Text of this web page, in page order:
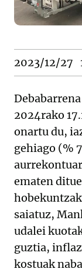
2023/12/27
2024rako
onartu du,
gehiago (%
ematen
saiatuz,
udalei
guztia,
kostuak